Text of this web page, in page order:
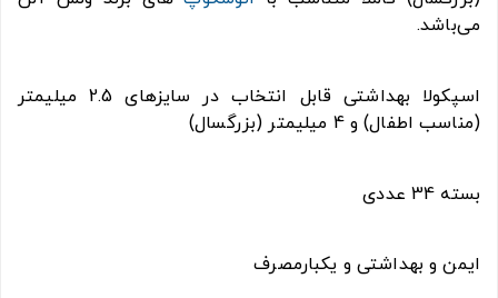
می‌باشد.
اسپکولا بهداشتی قابل انتخاب در سایزهای 2.5 میلیمتر
(مناسب اطفال) و 4 میلیمتر (بزرگسال)
بسته 34 عددی
ایمن و بهداشتی و یکبارمصرف